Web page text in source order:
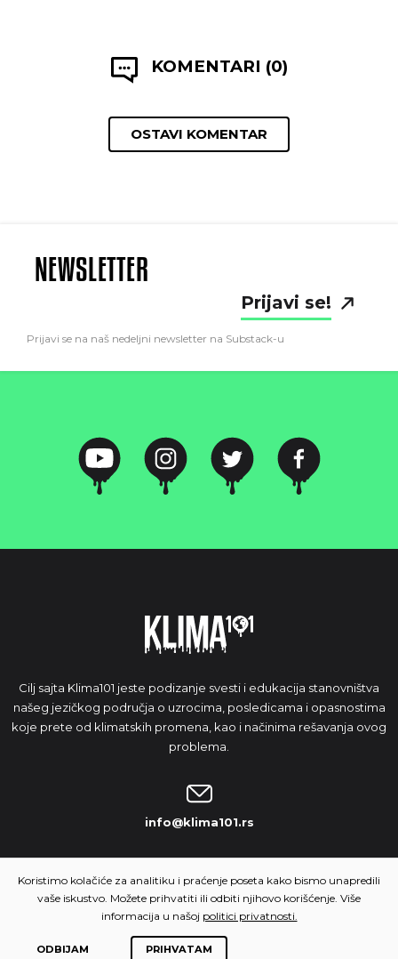
KOMENTARI (0)
OSTAVI KOMENTAR
NEWSLETTER
Prijavi se!
Prijavi se na naš nedeljni newsletter na Substack-u
Cilj sajta Klima101 jeste podizanje svesti i edukacija stanovništva
našeg jezičkog područja o uzrocima, posledicama i opasnostima
koje prete od klimatskih promena, kao i načinima rešavanja ovog
problema.
info@klima101.rs
NAŠA IDEJA
Koristimo kolačiće za analitiku i praćenje poseta kako bismo unapredili
vaše iskustvo. Možete prihvatiti ili odbiti njihovo korišćenje. Više
informacija u našoj politici privatnosti.
ODBIJAM PRIHVATAM